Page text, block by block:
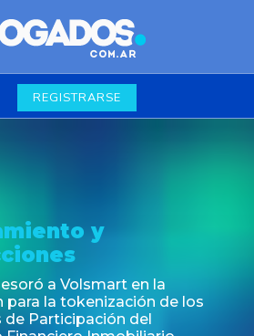
REGISTRARSE
de rúbrica de los libros
Ciudad de Buenos Aires